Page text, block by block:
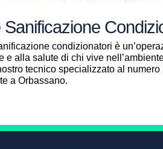
Sanificazione
condizionatori è
e alla salute di chi vive
tecnico specializzato al numero
a Orbassano.